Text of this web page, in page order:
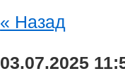
« Назад
03.07.2025